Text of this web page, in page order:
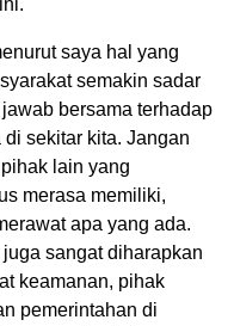
saya hal yang
semakin sadar
bersama terhadap
sekitar kita. Jangan
lain yang
merasa memiliki,
apa yang ada.
sangat diharapkan
keamanan, pihak
pemerintahan di